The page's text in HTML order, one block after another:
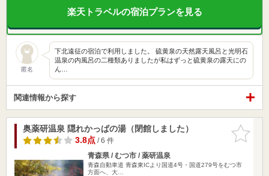
楽天トラベルの宿泊プランを見る
匿名
下北遠征の宿泊で利用しました。 硫黄泉の天然露天風呂と光明石
温泉の内風呂の二種類ありましたが私はずっと硫黄泉の露天にの
ん…
関連情報から探す
お気に入
りに追加
奥薬研温泉 隠れかっぱの湯（閉館しました）
3.8点/ 6 件
青森県 / むつ市 / 薬研温泉
青森自動車道 青森東ICより国道4号・国道279号をむつ市
方面へ、大…